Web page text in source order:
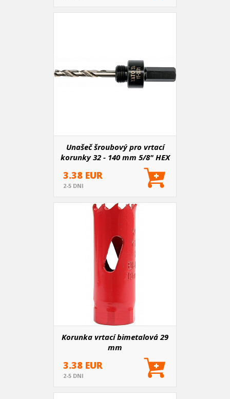
Unašeč šroubový pro vrtací
korunky 32 - 140 mm 5/8" HEX
3.38 EUR
2-5 DNI
Korunka vrtací bimetalová 29
mm
3.38 EUR
2-5 DNI